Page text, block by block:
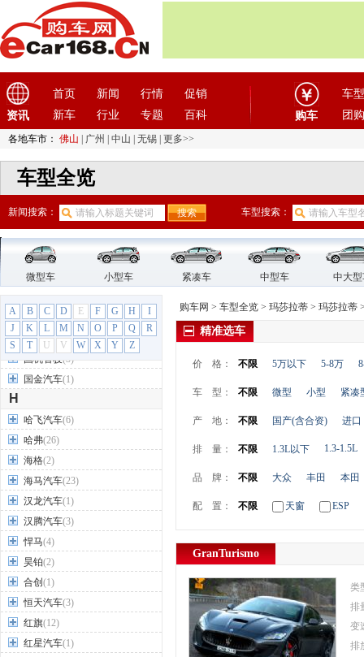
资讯
首页 新闻 行情
促销
新车
行业 专题 百科 购车
车型
团购
各地车市： 佛山 广州 中山 无锡 更多>>
车型全览
新闻搜索： 车型搜索：
微型车 小型车 紧凑车 中型车 中大
A B C D E F G H
I
J
K L M N O P Q
R
S
T U V W X Y Z
法拉利(10)
方程豹(1)
飞凡汽车
(1)
菲亚特(9)
丰田
(60)
枫叶汽车(2)
福迪(4)
福特(31)
福田汽车(18)
G
GMC(4)
观致(3)
广汽传祺
广汽集团(2)
广汽蔚来(1)
国机智骏 (3)
国金汽车(1)
H
哈飞汽车(6)
哈弗(26)
海格(2)
海马汽车(23)
汉龙汽车(1)
汉腾汽车(3)
悍马(4)
昊铂(2)
合创 (1)
恒天汽车(3)
红旗(12)
红星汽车(1)
购车网 > 车型全览 > 玛莎拉蒂 > 玛莎拉蒂
精准选车
价 格： 不限 5万以下 5-8万
车 型： 不限 微型 小型 紧凑
产 地： 不限 国产(含合资) 进口
排 量： 不限 1.3L以下 1.3-1.5L
品 牌： 不限 大众 丰田 本田
配 置： 不限 天窗 ESP
GranTurismo
类
排
变
排